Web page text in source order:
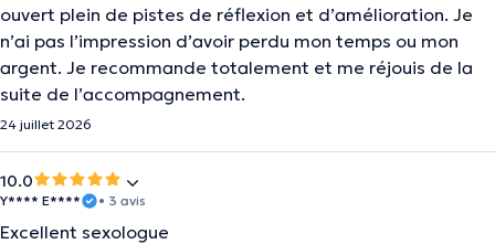
ouvert plein de pistes de réflexion et d’amélioration. Je
n’ai pas l’impression d’avoir perdu mon temps ou mon
argent. Je recommande totalement et me réjouis de la
suite de l’accompagnement.
24 juillet 2026
10.0
Y**** E**** • 3 avis
Excellent sexologue